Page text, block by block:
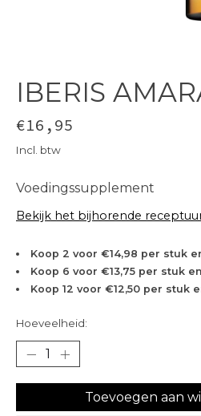
IBERIS
€16,95
Incl. btw
Voedingssupplement
Bekijk het bijhorende
Koop 2 voor €14,98 per stuk
Koop 6 voor €13,75 per stuk
Koop 12 voor €12,50 per stuk
Hoeveelheid:
Toevoegen aan